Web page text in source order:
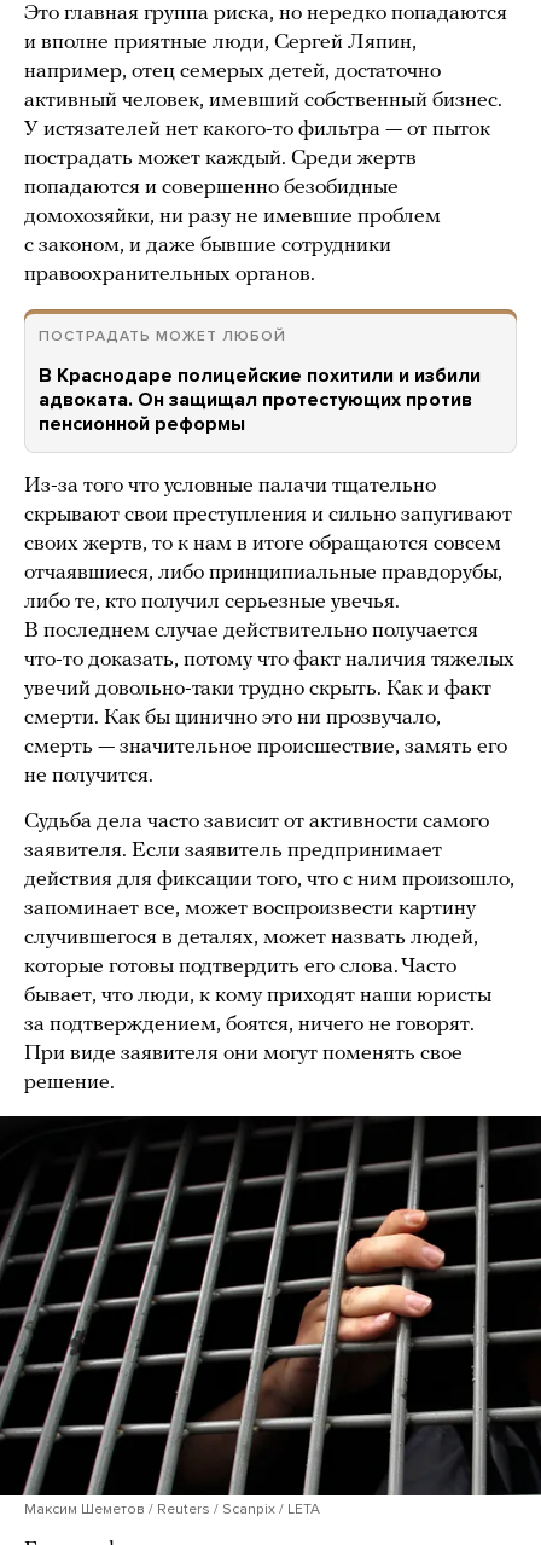
Это главная группа риска, но нередко попадаются
и вполне приятные люди, Сергей Ляпин,
например, отец семерых детей, достаточно
активный человек, имевший собственный бизнес.
У истязателей нет какого-то фильтра — от пыток
пострадать может каждый. Среди жертв
попадаются и совершенно безобидные
домохозяйки, ни разу не имевшие проблем
с законом, и даже бывшие сотрудники
правоохранительных органов.
ПОСТРАДАТЬ МОЖЕТ ЛЮБОЙ
В Краснодаре полицейские похитили и избили
адвоката. Он защищал протестующих против
пенсионной реформы
Из-за того что условные палачи тщательно
скрывают свои преступления и сильно запугивают
своих жертв, то к нам в итоге обращаются совсем
отчаявшиеся, либо принципиальные правдорубы,
либо те, кто получил серьезные увечья.
В последнем случае действительно получается
что-то доказать, потому что факт наличия тяжелых
увечий довольно-таки трудно скрыть. Как и факт
смерти. Как бы цинично это ни прозвучало,
смерть — значительное происшествие, замять его
не получится.
Судьба дела часто зависит от активности самого
заявителя. Если заявитель предпринимает
действия для фиксации того, что с ним произошло,
запоминает все, может воспроизвести картину
случившегося в деталях, может назвать людей,
которые готовы подтвердить его слова. Часто
бывает, что люди, к кому приходят наши юристы
за подтверждением, боятся, ничего не говорят.
При виде заявителя они могут поменять свое
решение.
Максим Шеметов / Reuters / Scanpix / LETA